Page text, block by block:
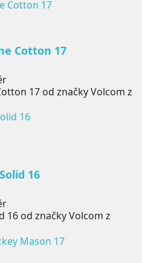
Cotton 17
17 od značky Volcom z
16
16 od značky Volcom z